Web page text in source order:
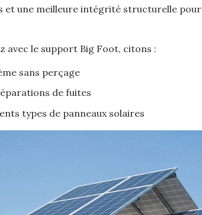
et une meilleure intégrité structurelle pour
avec le support Big Foot, citons :
sans perçage
de fuites
types de panneaux solaires